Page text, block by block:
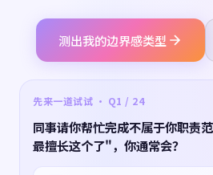
测出我的边界感类型
先来一道试试 · Q1 / 24
同事请你帮忙完成不属于你职责
最擅长这个了"，你通常会？